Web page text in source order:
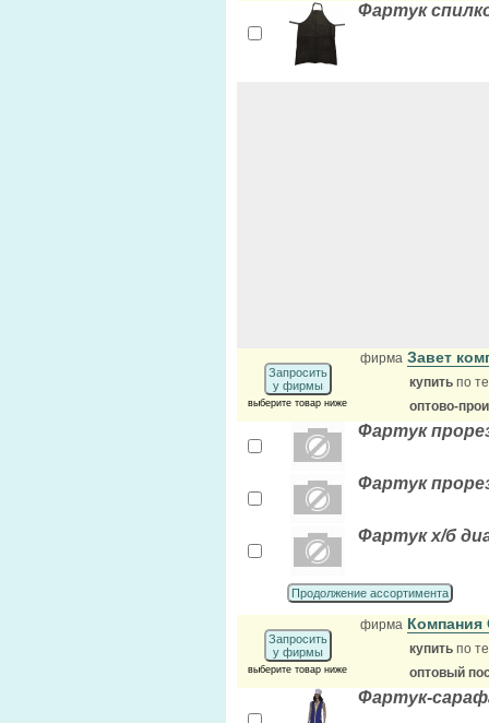
Фартук
Запросить
у фирмы
выберите товар ниже
фирма Завет
купить по
оптово-
Фартук
Фартук
Фартук х/б
Продолжение ассортимента
Запросить
у фирмы
выберите товар ниже
фирма Компания
купить по
оптовый
Фартук-